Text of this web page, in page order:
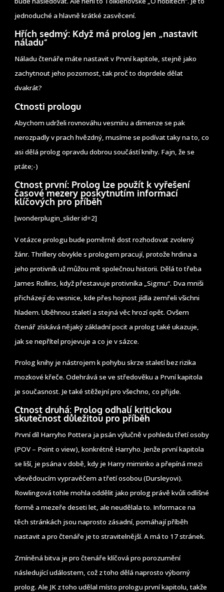
jednoduché a hlavně krátké zasvěcení.
Hřích sedmý: Když má prolog jen „nastavit
náladu“
Náladu čtenáře máte nastavit v První kapitole, stejně jako
zachytnout jeho pozornost, tak proč to doprdele dělat
dvakrát?
Ctnosti prologu
Abychom udrželi rovnováhu vesmíru a dimenze se pak
nerozpadly v prach hvězdný, musíme se podívat taky na to, co
asi dělá prolog opravdu dobrou součástí knihy. Fajn, že se
ptáte;-)
Ctnost první: Prolog lze použít k vyřešení
časové mezery poskytnutím informací
klíčových pro příběh
[wonderplugin_slider id=2]
V otázce prologu bude poměrně dost rozhodovat zvolený
žánr. Thrillery obvykle s prologem pracují, protože hrdina a
jeho protivník už můžou mít společnou historii. Dělá to třeba
James Rollins, když přestavuje protivníka „Sigmu“. Dva mniši
přicházejí do vesnice, kde přes hojnost jídla zemřeli všichni
hladem. Uběhnou staletí a stejná věc hrozí opět. Ovšem
čtenář získává nějaký základní pocit a prolog také ukazuje,
jak se nepřítel projevuje a co je v sázce.
Prolog knihy je nástrojem k pohybu skrze staletí bez rizika
mozkové křeče. Odehrává se ve středověku a První kapitola
je současnost. Je také stěžejní pro všechno, co přijde.
Ctnost druhá: Prolog odhalí kritickou
skutečnost důležitou pro příběh
První díl Harryho Pottera ja psán výlučně v pohledu třetí osoby
(POV – Point o view), konkrétně Harryho. Jenže první kapitola
se liší, je psána v době, kdy je Harry miminko a přepíná mezi
vševědoucím vypravěčem a třetí osobou (Dursleyovi).
Rowlingová tohle mohla oddělit jako prolog právě kvůli odlišné
formě a mezeře deseti let, ale neudělala to. Informace na
těch stránkách jsou naprosto zásadní, pomáhají příběh
nastavit a pro čtenáře je to stravitelnější. A má to 17 stránek.
Zmíněná bitva je pro čtenáře klíčová pro porozumění
následující událostem, což z toho dělá naprosto výborný
prolog. Ale JK z toho udělal místo prologu první kapitolu, takže